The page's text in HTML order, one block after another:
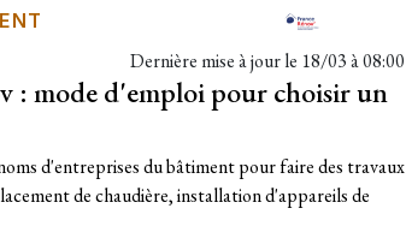
Dernière mise à jour le 18/03 à 08:00
: mode d'emploi pour choisir un
d'entreprises du bâtiment pour faire des travaux
de chaudière, installation d'appareils de